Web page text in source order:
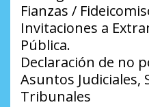
Fianzas /
Invitaciones a
Pública.
Declaración de no
Asuntos Judiciales,
Tribunales